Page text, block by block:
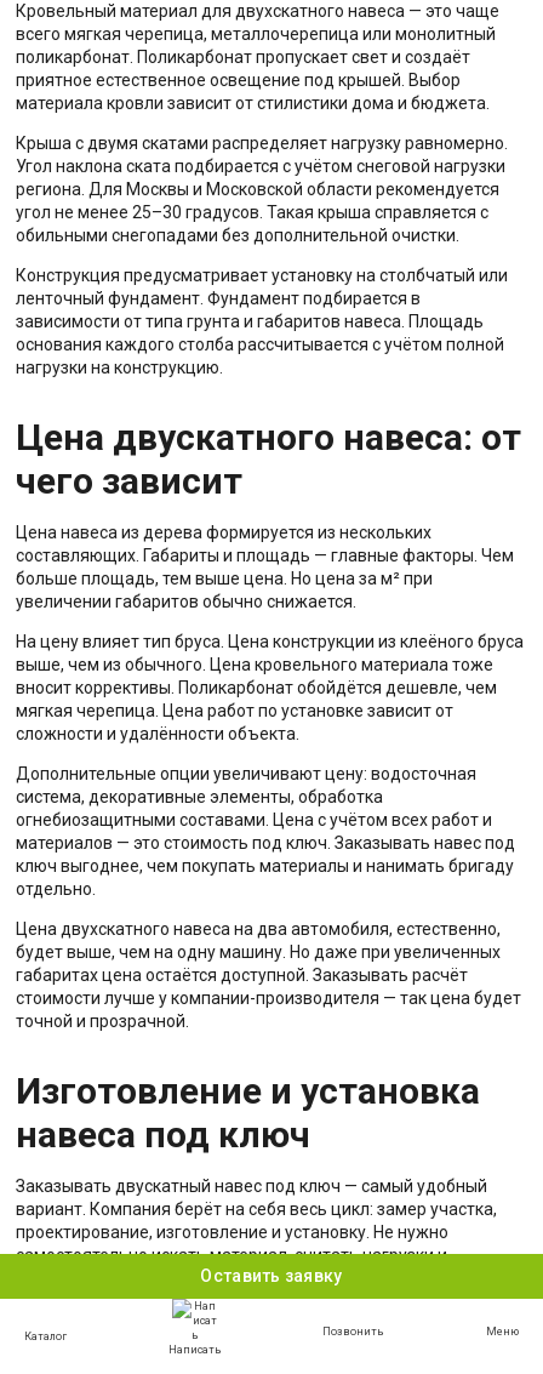
Кровельный материал для двухскатного навеса — это чаще
всего мягкая черепица, металлочерепица или монолитный
поликарбонат. Поликарбонат пропускает свет и создаёт
приятное естественное освещение под крышей. Выбор
материала кровли зависит от стилистики дома и бюджета.
Крыша с двумя скатами распределяет нагрузку равномерно.
Угол наклона ската подбирается с учётом снеговой нагрузки
региона. Для Москвы и Московской области рекомендуется
угол не менее 25–30 градусов. Такая крыша справляется с
обильными снегопадами без дополнительной очистки.
Конструкция предусматривает установку на столбчатый или
ленточный фундамент. Фундамент подбирается в
зависимости от типа грунта и габаритов навеса. Площадь
основания каждого столба рассчитывается с учётом полной
нагрузки на конструкцию.
Цена двускатного навеса: от
чего зависит
Цена навеса из дерева формируется из нескольких
составляющих. Габариты и площадь — главные факторы. Чем
больше площадь, тем выше цена. Но цена за м² при
увеличении габаритов обычно снижается.
На цену влияет тип бруса. Цена конструкции из клеёного бруса
выше, чем из обычного. Цена кровельного материала тоже
вносит коррективы. Поликарбонат обойдётся дешевле, чем
мягкая черепица. Цена работ по установке зависит от
сложности и удалённости объекта.
Дополнительные опции увеличивают цену: водосточная
система, декоративные элементы, обработка
огнебиозащитными составами. Цена с учётом всех работ и
материалов — это стоимость под ключ. Заказывать навес под
ключ выгоднее, чем покупать материалы и нанимать бригаду
отдельно.
Цена двухскатного навеса на два автомобиля, естественно,
будет выше, чем на одну машину. Но даже при увеличенных
габаритах цена остаётся доступной. Заказывать расчёт
стоимости лучше у компании-производителя — так цена будет
точной и прозрачной.
Изготовление и установка
навеса под ключ
Заказывать двускатный навес под ключ — самый удобный
вариант. Компания берёт на себя весь цикл: замер участка,
проектирование, изготовление и установку. Не нужно
самостоятельно искать материал, считать нагрузки и
контролировать каждый этап.
Процесс изготовления начинается с замера. Специалист
выезжает на участок, определяет оптимальные габариты и
Оставить заявку
Каталог
Написать
Позвонить Меню